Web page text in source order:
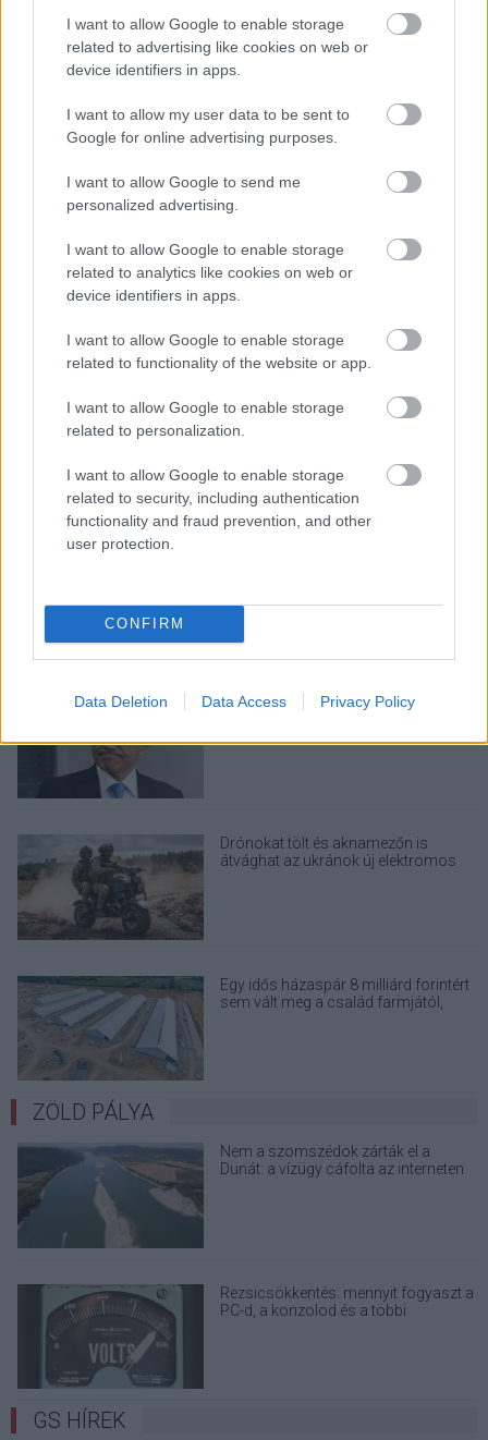
I want to allow Google to enable storage
related to advertising like cookies on web or
device identifiers in apps.
I want to allow my user data to be sent to
Google for online advertising purposes.
I want to allow Google to send me
personalized advertising.
I want to allow Google to enable storage
related to analytics like cookies on web or
device identifiers in apps.
I want to allow Google to enable storage
related to functionality of the website or app.
I want to allow Google to enable storage
related to personalization.
I want to allow Google to enable storage
related to security, including authentication
functionality and fraud prevention, and other
user protection.
CONFIRM
Data Deletion Data Access Privacy Policy
KÖVESS FACEBOOKON!
LEGOLVASOTTABBAK
Rezsicsökkentés: mennyit fogyaszt a
PC-d, a konzolod és a többi
Napelem sem kell hozzá: ez a
konnektoros akkumulátor lehet a
dobása
A Microsoft szép csendben eltüntette
Drónokat tölt és aknamezőn is
átvághat az ukránok új elektromos
Egy idős házaspár 8 milliárd forintért
sem vált meg a család farmjától,
ZÖLD PÁLYA
Nem a szomszédok zárták el a
Dunát: a vízügy cáfolta az interneten
Rezsicsökkentés: mennyit fogyaszt a
PC-d, a konzolod és a többi
GS HÍREK